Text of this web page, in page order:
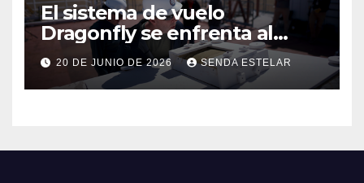
El sistema de vuelo
Dragonfly se enfrenta al
calor
20 DE JUNIO DE 2026 SENDA ESTELAR